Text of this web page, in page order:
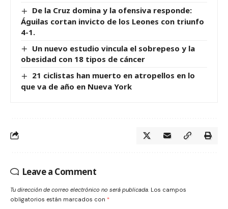
De la Cruz domina y la ofensiva responde:
Águilas cortan invicto de los Leones con triunfo
4-1.
Un nuevo estudio vincula el sobrepeso y la
obesidad con 18 tipos de cáncer
21 ciclistas han muerto en atropellos en lo
que va de año en Nueva York
Leave a Comment
Tu dirección de correo electrónico no será publicada. Los campos
obligatorios están marcados con *